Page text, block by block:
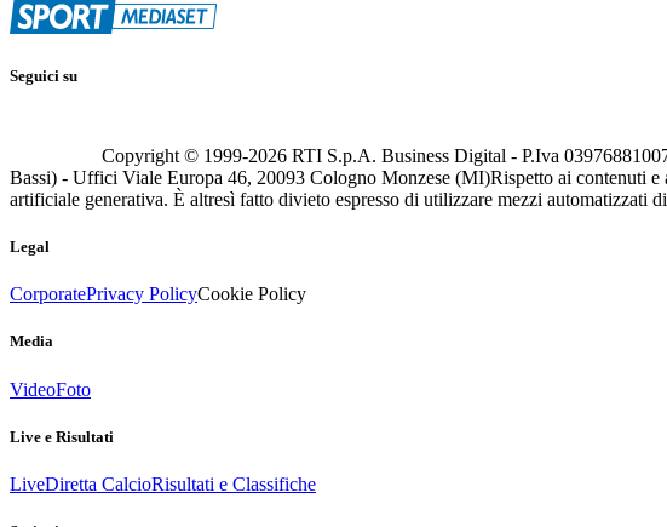
Seguici su
Copyright © 1999-2026 RTI S.p.A. Business Digital - P.Iva
Bassi) - Uffici Viale Europa 46, 20093 Cologno Monzese (MI)Rispetto ai contenuti e
artificiale generativa. È altresì fatto divieto espresso di utilizzare mezzi automatizzati
Legal
CorporatePrivacy PolicyCookie Policy
Media
VideoFoto
Live e Risultati
LiveDiretta CalcioRisultati e Classifiche